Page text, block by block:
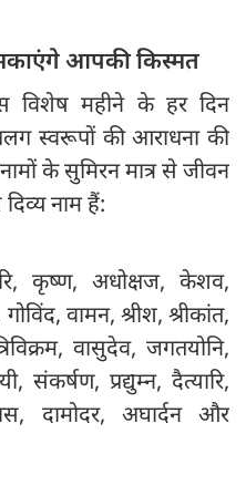
आपकी किस्मत
विशेष महीने के हर दिन
स्वरूपों की आराधना की
के सुमिरन मात्र से जीवन
नाम हैं:
कृष्ण, अधोक्षज, केशव,
वामन, श्रीश, श्रीकांत,
वासुदेव, जगतयोनि,
संकर्षण, प्रद्युम्न, दैत्यारि,
दामोदर, अघार्दन और